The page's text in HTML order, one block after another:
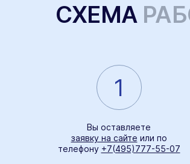
СХЕМА
1
Вы оставляете
заявку на сайте или по
телефону +7(495)777-55-07